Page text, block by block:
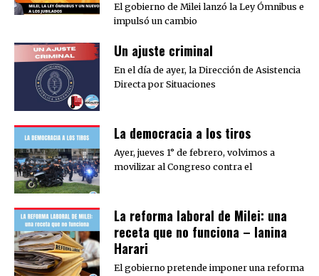
El gobierno de Milei lanzó la Ley Ómnibus e
impulsó un cambio
Un ajuste criminal
En el día de ayer, la Dirección de Asistencia
Directa por Situaciones
La democracia a los tiros
Ayer, jueves 1° de febrero, volvimos a
movilizar al Congreso contra el
La reforma laboral de Milei: una
receta que no funciona – Ianina
Harari
El gobierno pretende imponer una reforma